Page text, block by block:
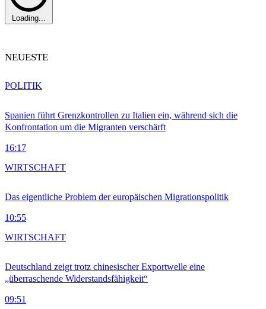
Loading...
NEUESTE
Spanien führt Grenzkontrollen zu Italien ein, während sich die
Konfrontation um die Migranten verschärft
16:17
POLITIK
Das eigentliche Problem der europäischen Migrationspolitik
10:55
WIRTSCHAFT
Deutschland zeigt trotz chinesischer Exportwelle eine
„überraschende Widerstandsfähigkeit“
09:51
WIRTSCHAFT